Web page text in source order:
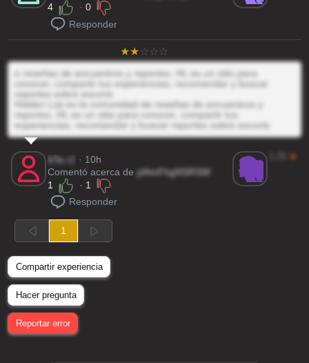
4
·0
Responder
e reseñas de encuentros y reportes, HL es un sitio para
conocer, compartir tus experiencias, recomendar y buscar
reportes sobre escorts
Hidden List es la comunidad de reseñas de encuentros y
reportes, HL es un sitio para conocer, compartir tus
experiencias, recomendar y buscar reportes sobre escorts
bTa
· 10h
Comentó acerca deylAmFhgNSRSW
1
· 1
Responder
★
1